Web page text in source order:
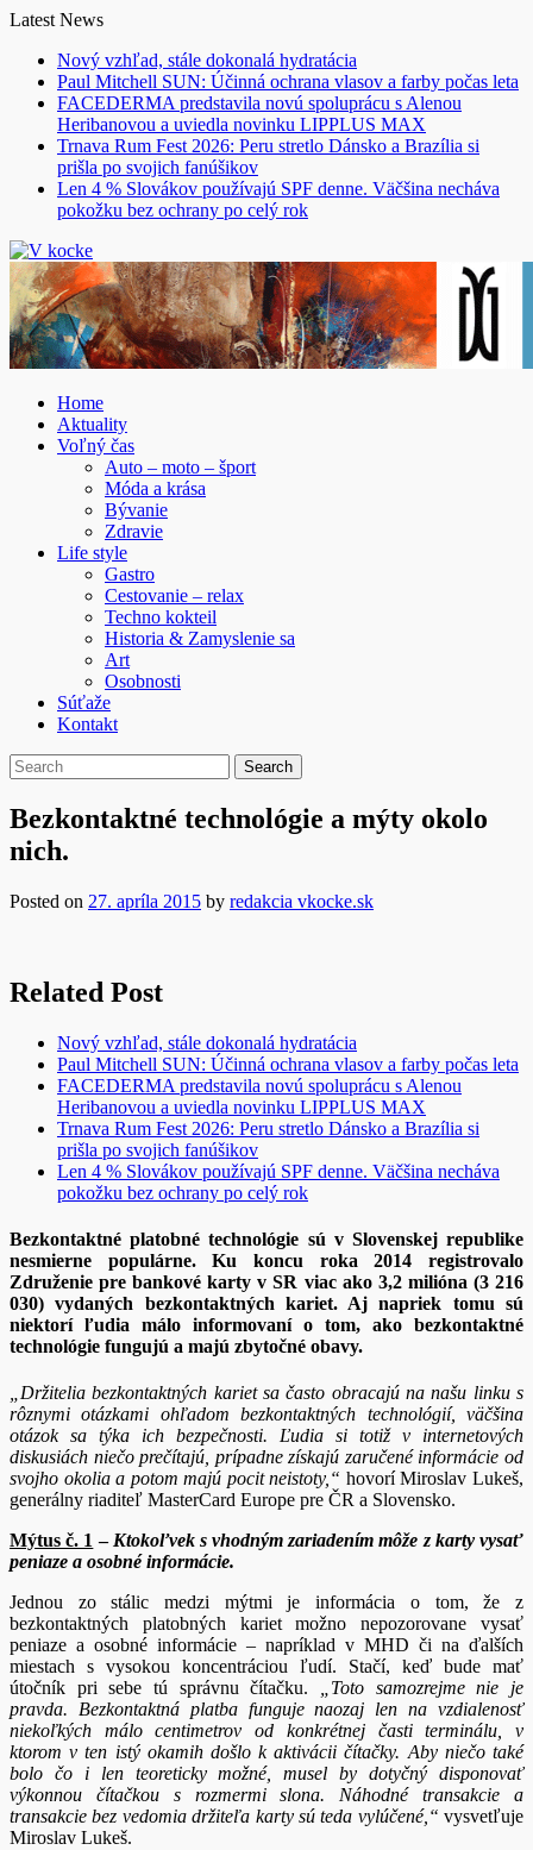
Skip
content
Latest News
Nový vzhľad, stále dokonalá hydratácia
Paul Mitchell SUN: Účinná ochrana vlasov a farby počas leta
FACEDERMA predstavila novú spoluprácu s Alenou
Heribanovou a uviedla novinku LIPPLUS MAX
Trnava Rum Fest 2026: Peru stretlo Dánsko a Brazília si
prišla po svojich fanúšikov
Len 4 % Slovákov používajú SPF denne. Väčšina necháva
pokožku bez ochrany po celý rok
Home
Aktuality
Voľný čas
Auto – moto – šport
Móda a krása
Bývanie
Zdravie
Life style
Gastro
Cestovanie – relax
Techno kokteil
Historia & Zamyslenie sa
Art
Osobnosti
Súťaže
Kontakt
Bezkontaktné technológie a mýty okolo
nich.
Posted on 27. apríla 2015 by redakcia vkocke.sk
Related Post
Nový vzhľad, stále dokonalá hydratácia
Paul Mitchell SUN: Účinná ochrana vlasov a farby počas leta
FACEDERMA predstavila novú spoluprácu s Alenou
Heribanovou a uviedla novinku LIPPLUS MAX
Trnava Rum Fest 2026: Peru stretlo Dánsko a Brazília si
prišla po svojich fanúšikov
Len 4 % Slovákov používajú SPF denne. Väčšina necháva
pokožku bez ochrany po celý rok
Bezkontaktné platobné technológie sú v Slovenskej republike
nesmierne populárne. Ku koncu roka 2014 registrovalo
Združenie pre bankové karty v SR viac ako 3,2 milióna (3 216
030) vydaných bezkontaktných kariet. Aj napriek tomu sú
niektorí ľudia málo informovaní o tom, ako bezkontaktné
technológie fungujú a majú zbytočné obavy.
„Držitelia bezkontaktných kariet sa často obracajú na našu linku s
rôznymi otázkami ohľadom bezkontaktných technológií, väčšina
otázok sa týka ich bezpečnosti. Ľudia si totiž v internetových
diskusiách niečo prečítajú, prípadne získajú zaručené informácie od
svojho okolia a potom majú pocit neistoty,“ hovorí Miroslav Lukeš,
generálny riaditeľ MasterCard Europe pre ČR a Slovensko.
Mýtus č. 1 – Ktokoľvek s vhodným zariadením môže z karty vysať
peniaze a osobné informácie.
Jednou zo stálic medzi mýtmi je informácia o tom, že z
bezkontaktných platobných kariet možno nepozorovane vysať
peniaze a osobné informácie – napríklad v MHD či na ďalších
miestach s vysokou koncentráciou ľudí. Stačí, keď bude mať
útočník pri sebe tú správnu čítačku.
„Toto samozrejme nie je
pravda. Bezkontaktná platba funguje naozaj len na vzdialenosť
niekoľkých málo centimetrov od konkrétnej časti terminálu, v
ktorom v ten istý okamih došlo k aktivácii čítačky. Aby niečo také
bolo čo i len teoreticky možné, musel by dotyčný disponovať
výkonnou čítačkou s rozmermi slona. Náhodné transakcie a
transakcie bez vedomia držiteľa karty sú teda vylúčené,“ vysvetľuje
Miroslav Lukeš.